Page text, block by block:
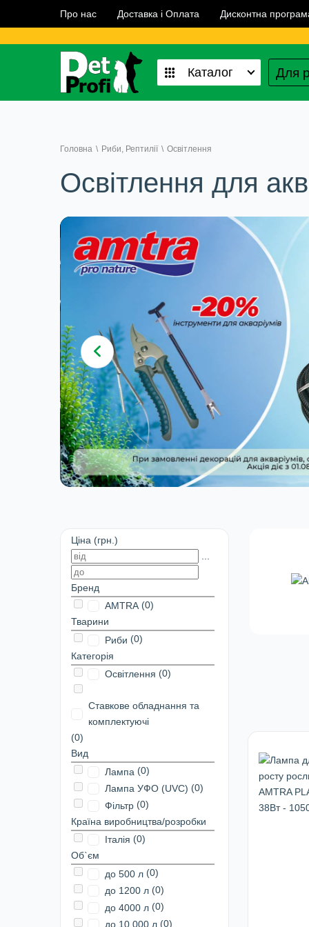
Про нас Доставка і Оплата Дисконтна
Каталог Для
Головна \ Риби, Рептилії \ Освітлення
Освітлення для
Ціна (грн.)
Бренд
AMTRA (0)
Тварини
Риби (0)
Категорія
Освітлення (0)
Ставкове обладнання та
комплектуючі
(0)
Вид
Лампа (0)
Лампа УФО (UVC) (0)
Фільтр (0)
Країна виробництва/розробки
Італія (0)
Об`єм
до 500 л (0)
до 1200 л (0)
до 4000 л (0)
до 10 000 л (0)